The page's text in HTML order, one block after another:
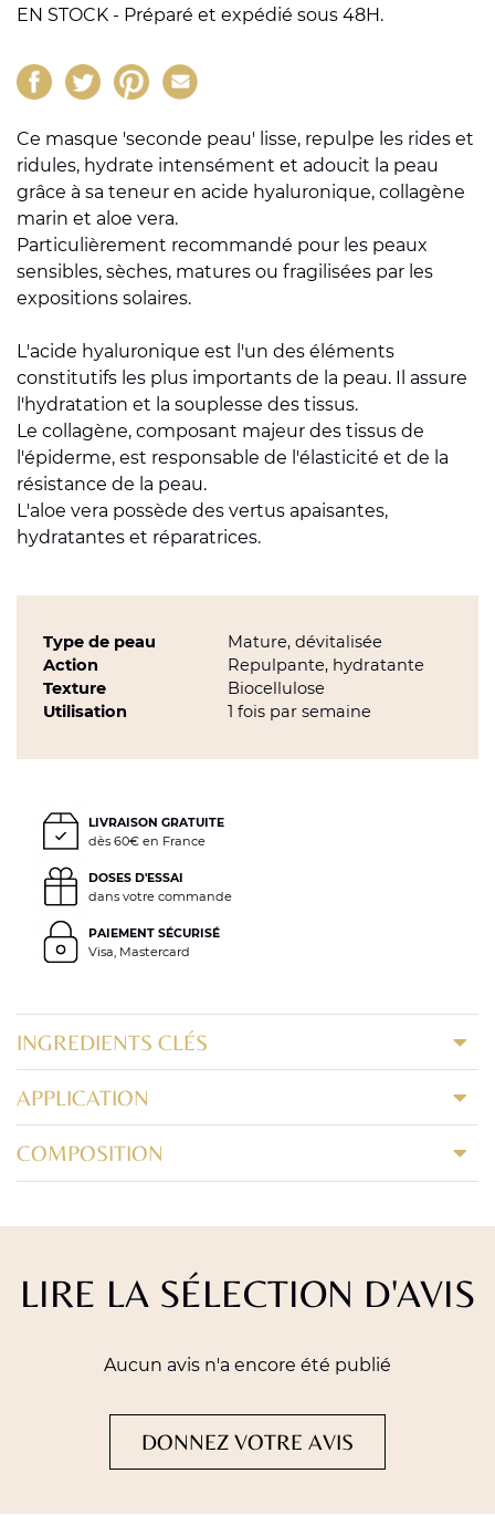
EN STOCK - Préparé et expédié sous 48H.
Ce masque 'seconde peau' lisse, repulpe les rides et
ridules, hydrate intensément et adoucit la peau
grâce à sa teneur en acide hyaluronique, collagène
marin et aloe vera.
Particulièrement recommandé pour les peaux
sensibles, sèches, matures ou fragilisées par les
expositions solaires.
L'acide hyaluronique est l'un des éléments
constitutifs les plus importants de la peau. Il assure
l'hydratation et la souplesse des tissus.
Le collagène, composant majeur des tissus de
l'épiderme, est responsable de l'élasticité et de la
résistance de la peau.
L'aloe vera possède des vertus apaisantes,
hydratantes et réparatrices.
Type de peau
Mature, dévitalisée
Action
Repulpante, hydratante
Texture
Biocellulose
Utilisation
1 fois par semaine
LIVRAISON GRATUITE
dès 60€ en France
DOSES D'ESSAI
dans votre commande
PAIEMENT SÉCURISÉ
Visa, Mastercard
INGREDIENTS CLÉS
APPLICATION
COMPOSITION
LIRE LA SÉLECTION D'AVIS
Aucun avis n'a encore été publié
DONNEZ VOTRE AVIS